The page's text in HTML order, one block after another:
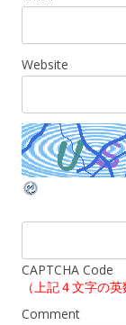
Website
CAPTCHA Code
（上記４文字の
Comment